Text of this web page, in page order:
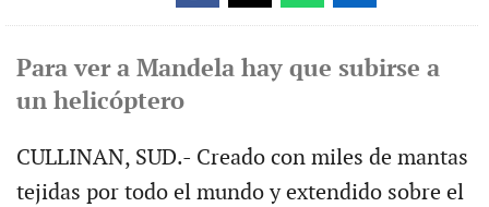
Para ver a Mandela hay que subirse a
un helicóptero
CULLINAN, SUD.- Creado con miles de mantas
tejidas por todo el mundo y extendido sobre el